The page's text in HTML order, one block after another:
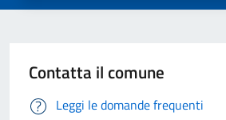
Contatta il comune
Leggi le domande frequenti